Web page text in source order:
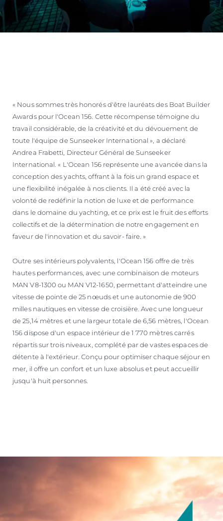
« Nous sommes très honorés d'être lauréats des Boat Builder
Awards pour l'Ocean 156. Cette récompense témoigne du
travail considérable, de la créativité et du dévouement de
toute l'équipe de Sunseeker International », a déclaré
Andrea Frabetti, Directeur Général de Sunseeker
International. « L'Ocean 156 représente une avancée dans la
conception des yachts, offrant à la fois un grand espace et
une flexibilité inégalée à nos clients. Il a été créé avec la
volonté de redéfinir la notion de luxe et de performance
dans le domaine du yachting, et ce prix est le fruit des efforts
collectifs et de la détermination de notre engagement en
faveur de l'innovation et du savoir- faire. »
Outre ses intérieurs polyvalents, l'Ocean 156 offre de très
hautes performances, avec une combinaison de moteurs
MAN V8-1300 ou MAN V12-1650, permettant d'atteindre une
vitesse de pointe de 25 nœuds et une autonomie de 900
milles nautiques en vitesse de croisière. Avec une longueur
de 25,14 mètres et une largeur totale de 6,56 mètres, l'Ocean
156 dispose d'un espace intérieur de 1 770 mètres carrés
répartis sur trois niveaux, complété par de vastes espaces de
détente à l'extérieur. Conçu pour optimiser chaque séjour en
mer, il offre un confort et un luxe absolus et peut accueillir
jusqu'à huit personnes.